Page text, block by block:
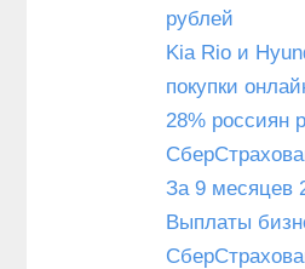
рублей
Kia Rio и
покупки
28% россиян
За 9 месяцев
Выплаты